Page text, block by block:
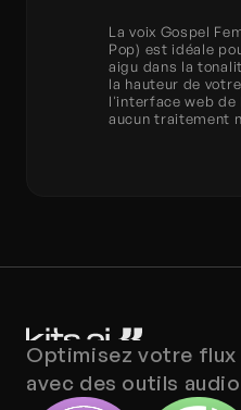
La voix Gospel
Pop) est idéale
aigu dans la
la hauteur de
l'interface web de
aucun traitement
Optimisez votre flux
avec des outils